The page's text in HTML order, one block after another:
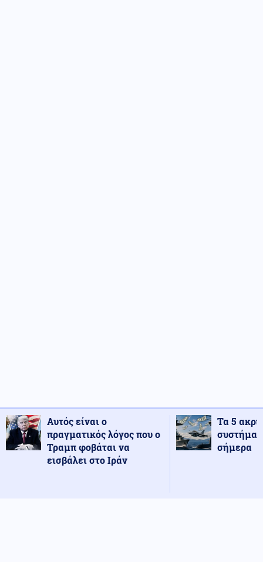
Αυτός είναι ο
πραγματικός λόγος που ο
Τραμπ φοβάται να
εισβάλει στο Ιράν
Τα 5
σήμερα